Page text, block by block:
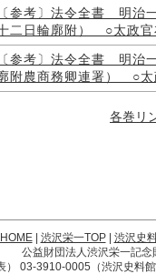
〔参考〕法令全書 明
二日輪廓附） ○太政
〔参考〕法令全書 明
附農商務卿連署） ○太
各巻リ
| 渋沢栄一TOP| 渋沢史
公益財団法人渋沢栄一記
） 03-3910-0005（渋沢史料